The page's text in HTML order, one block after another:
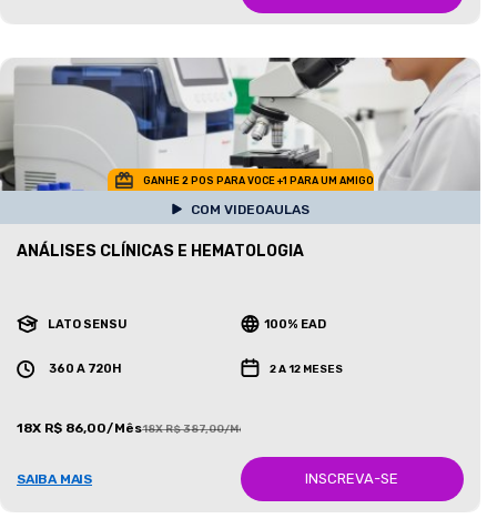
GANHE 2 POS PARA VOCE +1 PARA UM AMIGO
COM VIDEOAULAS
ANÁLISES CLÍNICAS E HEMATOLOGIA
LATO SENSU 100% EAD
360 A 720H 2 A 12 MESES
18X R$ 86,00/Mês18X R$ 387,00/Mês
SAIBA MAIS INSCREVA-SE